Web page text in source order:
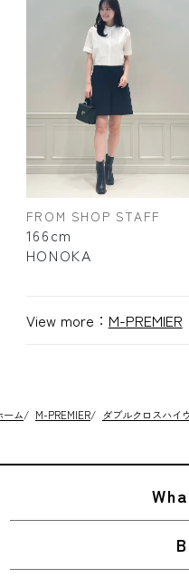
FROM SHOP STAFF
166cm
HONOKA
View more： M-PREMIER
ーム/ M-PREMIER/ ダブルクロスハイ